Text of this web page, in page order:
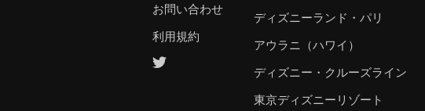
お問い合わせ
利用規約
ディズニーランド・パリ
アウラニ（ハワイ）
ディズニー・クルーズライン
東京ディズニーリゾート